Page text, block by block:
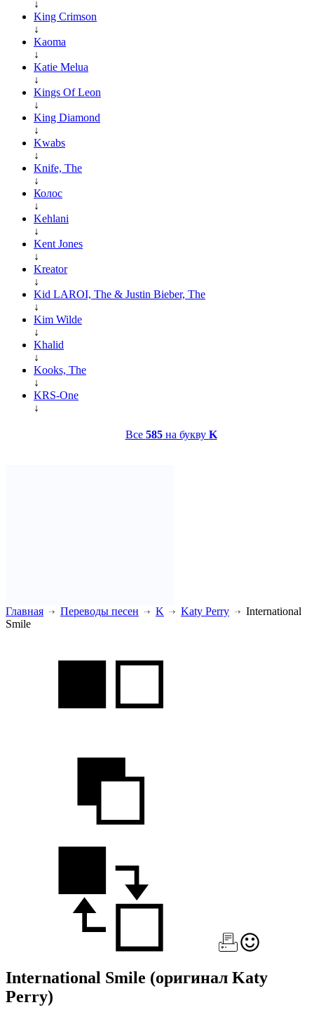
↓
King Crimson
↓
Kaoma
↓
Katie Melua
↓
Kings Of Leon
↓
King Diamond
↓
Kwabs
↓
Knife, The
↓
Колос
↓
Kehlani
↓
Kent Jones
↓
Kreator
↓
Kid LAROI, The & Justin Bieber, The
↓
Kim Wilde
↓
Khalid
↓
Kooks, The
↓
KRS-One
↓
Все 585на букву K
Главная Переводы песен K Katy Perry
International
Smile
International Smile (оригинал Katy
Perry)